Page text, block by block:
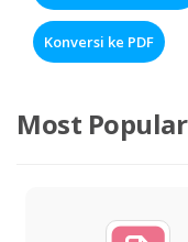
Konversi ke PDF
Most Popular